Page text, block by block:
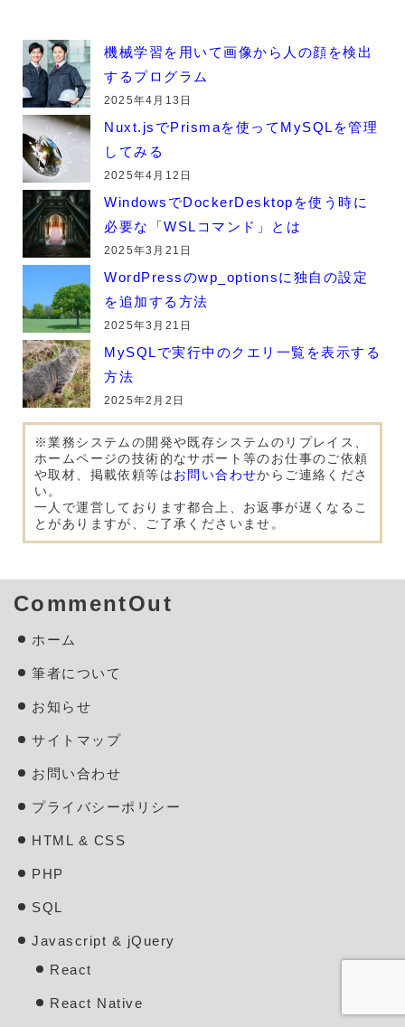
機械学習を用いて画像から人の顔を検出
するプログラム
2025年4月13日
Nuxt.jsでPrismaを使ってMySQLを管理
してみる
2025年4月12日
WindowsでDockerDesktopを使う時に
必要な「WSLコマンド」とは
2025年3月21日
WordPressのwp_optionsに独自の設定
を追加する方法
2025年3月21日
MySQLで実行中のクエリ一覧を表示する
方法
2025年2月2日
※業務システムの開発や既存システムのリプレイス、
ホームページの技術的なサポート等のお仕事のご依頼
や取材、掲載依頼等はお問い合わせからご連絡くださ
い。
一人で運営しております都合上、お返事が遅くなるこ
とがありますが、ご了承くださいませ。
CommentOut
ホーム
筆者について
お知らせ
サイトマップ
お問い合わせ
プライバシーポリシー
HTML & CSS
PHP
SQL
Javascript & jQuery
React
React Native